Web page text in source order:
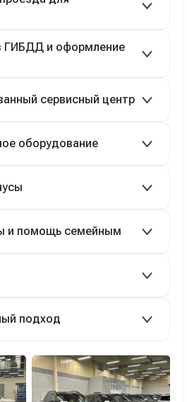
ГИБДД и оформление
сервисный центр
оборудование
и помощь семейным
подход